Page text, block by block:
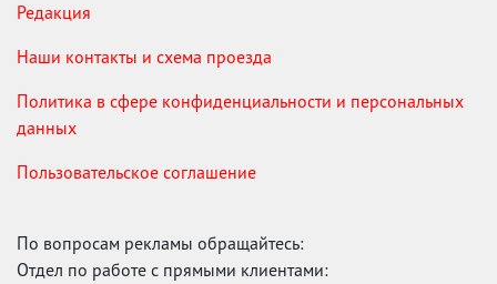
Редакция
Наши контакты и схема проезда
Политика в сфере конфиденциальности и персональных
данных
Пользовательское соглашение
По вопросам рекламы обращайтесь:
Отдел по работе с прямыми клиентами: